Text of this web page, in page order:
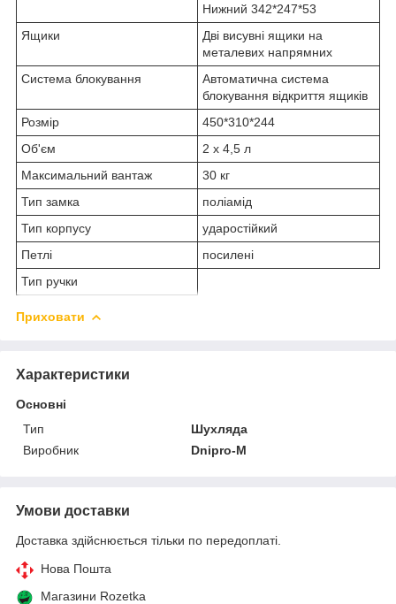
Нижний 342*247*53
Ящики
Дві висувні ящики на
металевих напрямних
Система блокування
Автоматична система
блокування відкриття ящиків
Розмір
450*310*244
Об'єм
2 х 4,5 л
Максимальний вантаж
30 кг
Тип замка
поліамід
Тип корпусу
ударостійкий
Петлі
посилені
Тип ручки
Приховати
Характеристики
Основні
Тип
Шухляда
Виробник
Dnipro-M
Умови доставки
Доставка здійснюється тільки по передоплаті.
Нова Пошта
Магазини Rozetka